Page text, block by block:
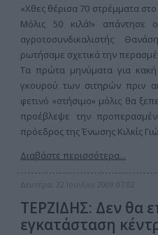
«Χθες θέρισα 70 στρέμματα
Μόλις 50 κιλά!» απάντησε
αγροτοσυνδικαλιστής
ρωτήσαμε σχετικά την
Τα πρώτα μηνύματα για
γκουρού των σιτηρών πριν
φετινό «στήσιμο» μόλις θα
προέβλεψε την
πρόεδρος της Ένωσης Κιλκίς
Διαβάστε περισσότερα...
Δευτέρα, 22 Ιουνίου 2009 07:02
ΤΕΡΖΙΔΗΣ: Δεν θα
εγκατάσταση